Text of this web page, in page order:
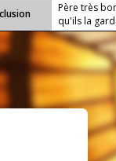
Père très
qu'ils la
progresser
travaux
envers